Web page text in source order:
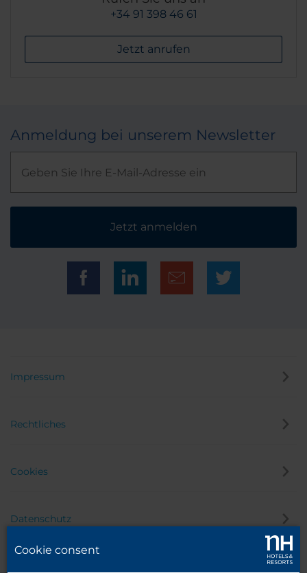
+34 91 398 46 61
Jetzt anrufen
Anmeldung bei unserem Newsletter
Jetzt anmelden
Impressum
Rechtliches
Cookies
Datenschutz
Cookie consent